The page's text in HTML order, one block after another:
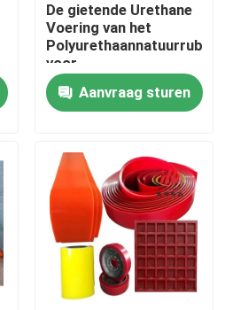
De gietende Urethane
Voering van het
Polyurethaannatuurrubber
voor
Transportbandhelling
Aanvraag sturen